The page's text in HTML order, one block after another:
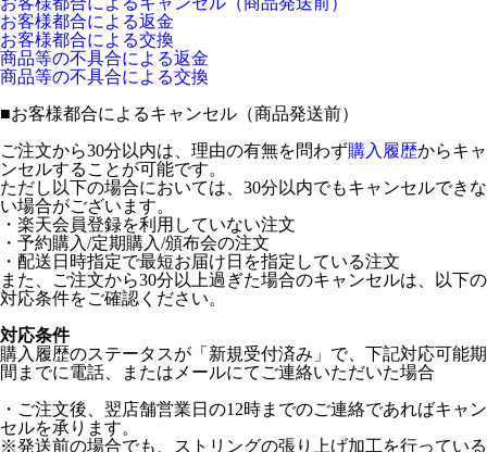
お客様都合による返金
お客様都合による交換
商品等の不具合による返金
商品等の不具合による交換
■お客様都合によるキャンセル（商品発送前）
ご注文から30分以内は、理由の有無を問わず購入履歴からキャ
ンセルすることが可能です。
ただし以下の場合においては、30分以内でもキャンセルできな
い場合がございます。
・楽天会員登録を利用していない注文
・予約購入/定期購入/頒布会の注文
・配送日時指定で最短お届け日を指定している注文
また、ご注文から30分以上過ぎた場合のキャンセルは、以下の
対応条件をご確認ください。
対応条件
購入履歴のステータスが「新規受付済み」で、下記対応可能期
間までに電話、またはメールにてご連絡いただいた場合
・ご注文後、翌店舗営業日の12時までのご連絡であればキャン
セルを承ります。
※発送前の場合でも、ストリングの張り上げ加工を行っている